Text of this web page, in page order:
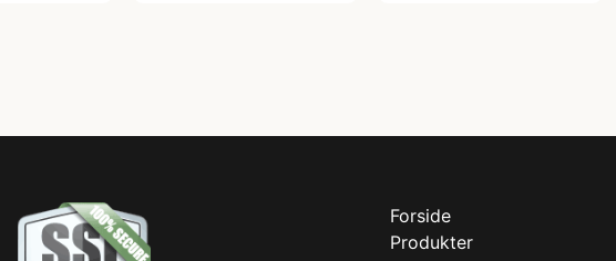
Forside
Produkter